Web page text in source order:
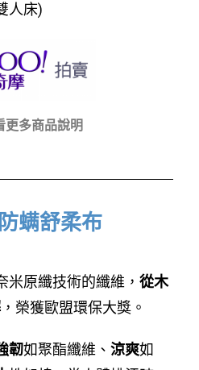
人床)
更多商品說明
螨舒柔布
米原纖技術的纖維，從木
，榮獲歐盟環保大獎。
韌如聚酯纖維、涼爽如